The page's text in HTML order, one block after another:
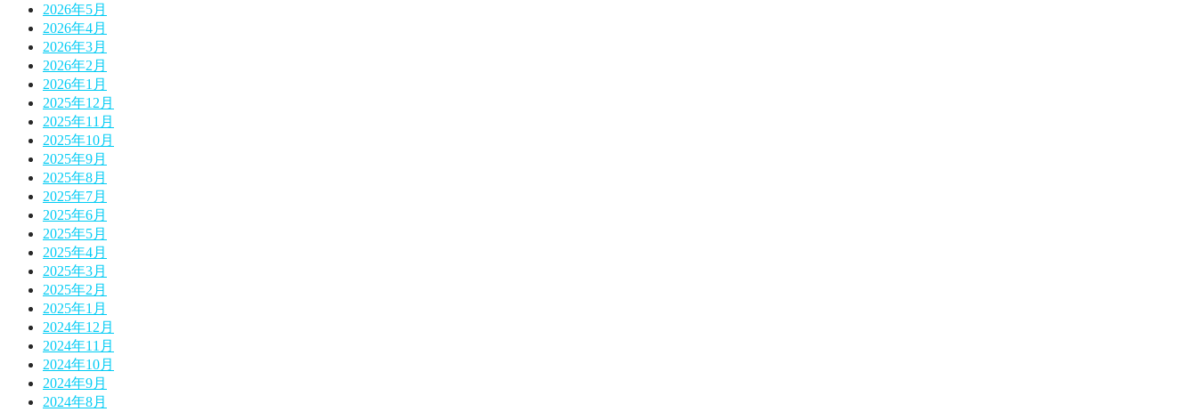
2026年5月
2026年4月
2026年3月
2026年2月
2026年1月
2025年12月
2025年11月
2025年10月
2025年9月
2025年8月
2025年7月
2025年6月
2025年5月
2025年4月
2025年3月
2025年2月
2025年1月
2024年12月
2024年11月
2024年10月
2024年9月
2024年8月